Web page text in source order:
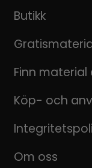
Butikk
Finn
Köp- och
Om oss